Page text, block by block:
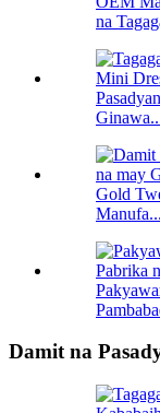
na
Gold
Manufa...
Damit na